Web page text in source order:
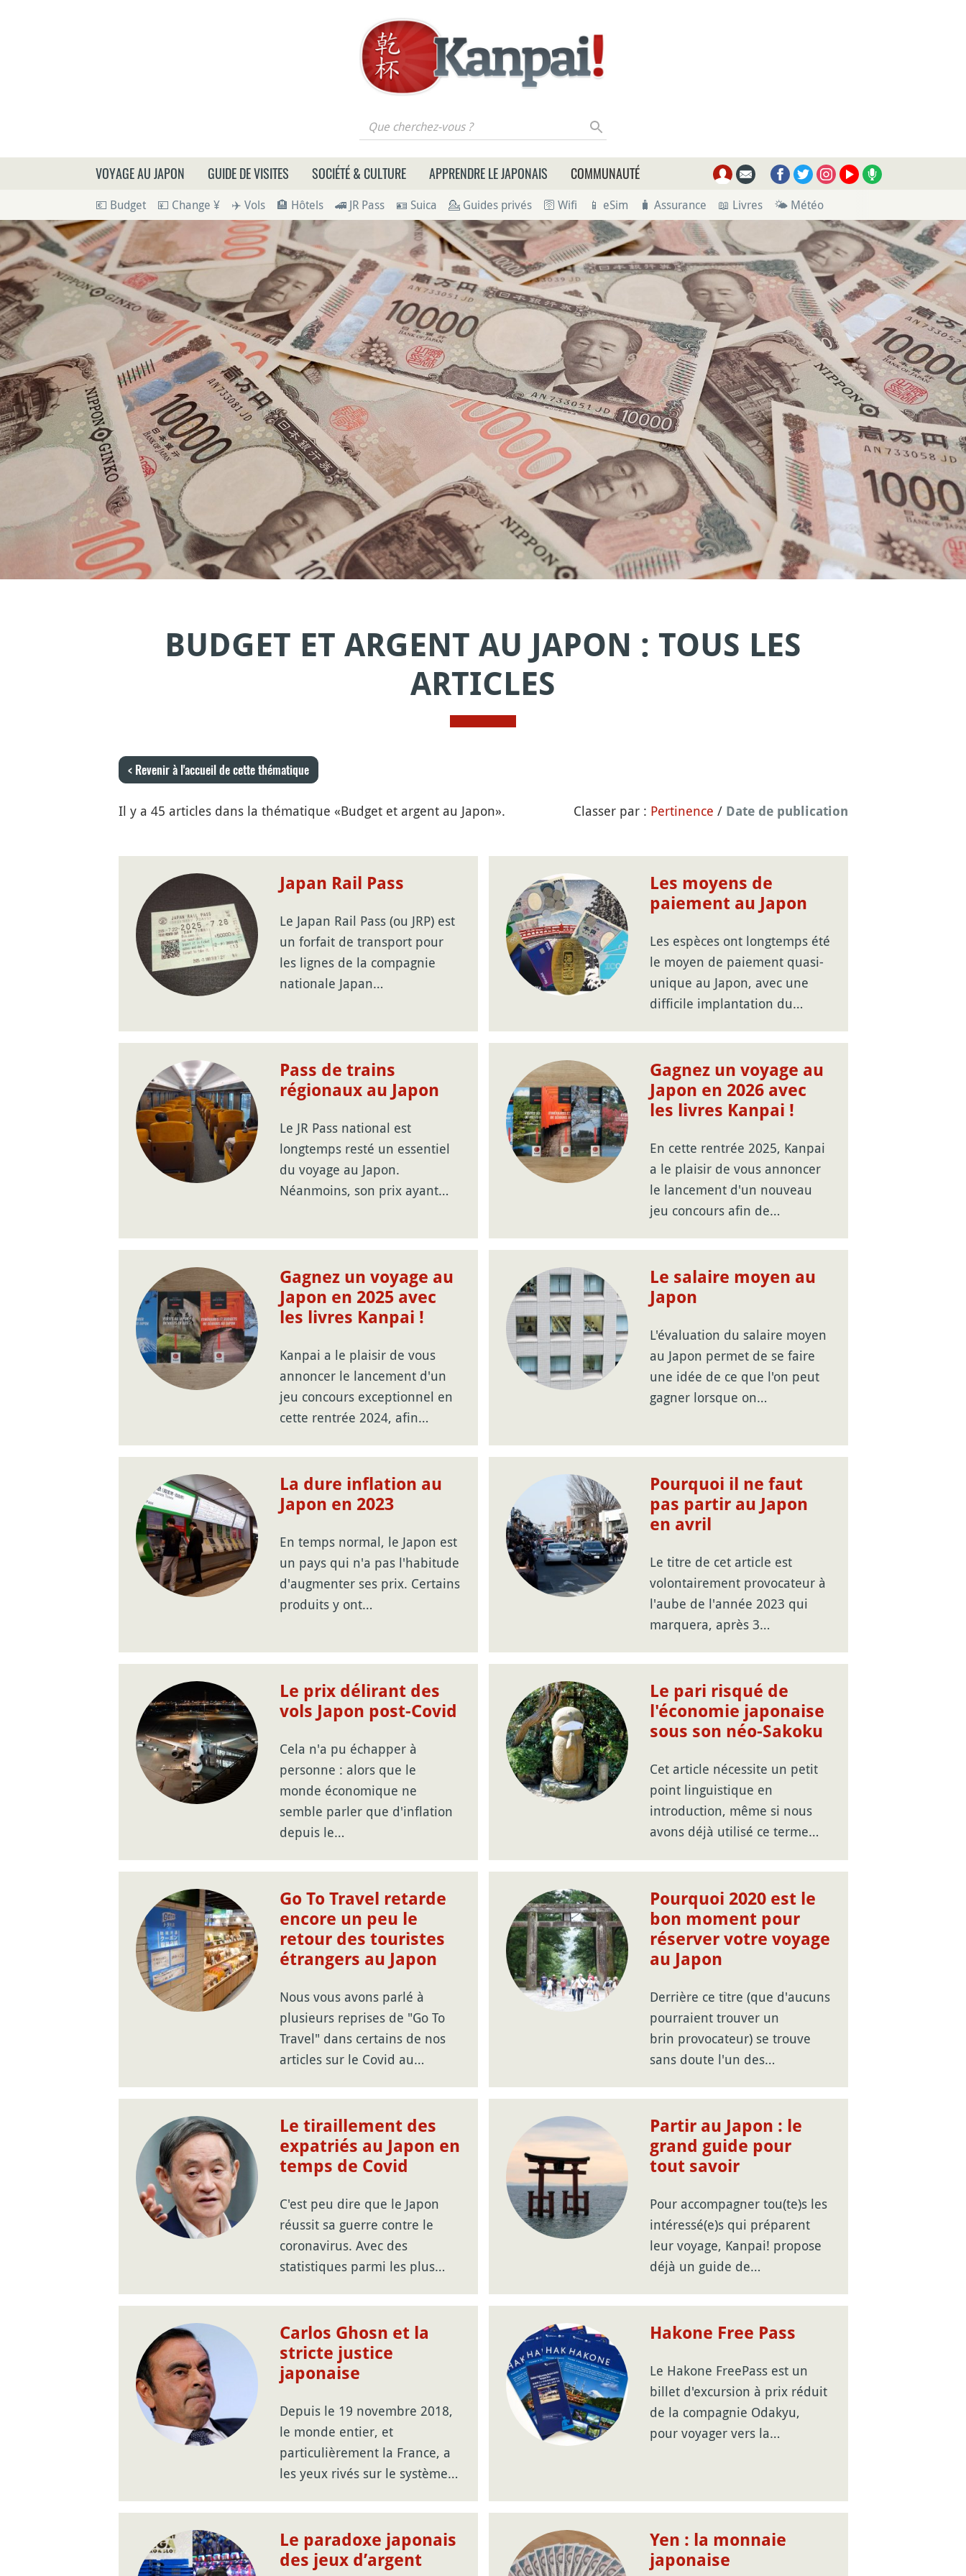
Que cherchez-vous ?
VOYAGE AU JAPON GUIDE DE VISITES SOCIÉTÉ & CULTURE APPRENDRE LE JAPONAIS COMMUNAUTÉ
💶 Budget 💴 Change ¥ ✈️ Vols 🏨 Hôtels 🚄 JR Pass 🪪 Suica 💁 Guides privés 🛜 Wifi 📱 eSim 🧳 Assurance 📖 Livres 🌤 Météo
BUDGET ET ARGENT AU JAPON : TOUS LES
ARTICLES
< Revenir à l'accueil de cette thématique
Il y a 45 articles dans la thématique «Budget et argent au Japon». Classer par : Pertinence / Date de publication
Japan Rail Pass
Le Japan Rail Pass (ou JRP) est
un forfait de transport pour
les lignes de la compagnie
nationale Japan…
Les moyens de
paiement au Japon
Les espèces ont longtemps été
le moyen de paiement quasi-
unique au Japon, avec une
difficile implantation du…
Pass de trains
régionaux au Japon
Le JR Pass national est
longtemps resté un essentiel
du voyage au Japon.
Néanmoins, son prix ayant…
Gagnez un voyage au
Japon en 2026 avec
les livres Kanpai !
En cette rentrée 2025, Kanpai
a le plaisir de vous annoncer
le lancement d'un nouveau
jeu concours afin de…
Gagnez un voyage au
Japon en 2025 avec
les livres Kanpai !
Kanpai a le plaisir de vous
annoncer le lancement d'un
jeu concours exceptionnel en
cette rentrée 2024, afin…
Le salaire moyen au
Japon
L'évaluation du salaire moyen
au Japon permet de se faire
une idée de ce que l'on peut
gagner lorsque on…
La dure inflation au
Japon en 2023
En temps normal, le Japon est
un pays qui n'a pas l'habitude
d'augmenter ses prix. Certains
produits y ont…
Pourquoi il ne faut
pas partir au Japon
en avril
Le titre de cet article est
volontairement provocateur à
l'aube de l'année 2023 qui
marquera, après 3…
Le prix délirant des
vols Japon post-Covid
Cela n'a pu échapper à
personne : alors que le
monde économique ne
semble parler que d'inflation
depuis le…
Le pari risqué de
l'économie japonaise
sous son néo-Sakoku
Cet article nécessite un petit
point linguistique en
introduction, même si nous
avons déjà utilisé ce terme…
Go To Travel retarde
encore un peu le
retour des touristes
étrangers au Japon
Nous vous avons parlé à
plusieurs reprises de "Go To
Travel" dans certains de nos
articles sur le Covid au…
Pourquoi 2020 est le
bon moment pour
réserver votre voyage
au Japon
Derrière ce titre (que d'aucuns
pourraient trouver un
brin provocateur) se trouve
sans doute l'un des…
Le tiraillement des
expatriés au Japon en
temps de Covid
C'est peu dire que le Japon
réussit sa guerre contre le
coronavirus. Avec des
statistiques parmi les plus…
Partir au Japon : le
grand guide pour
tout savoir
Pour accompagner tou(te)s les
intéressé(e)s qui préparent
leur voyage, Kanpai! propose
déjà un guide de…
Carlos Ghosn et la
stricte justice
japonaise
Depuis le 19 novembre 2018,
le monde entier, et
particulièrement la France, a
les yeux rivés sur le système…
Hakone Free Pass
Le Hakone FreePass est un
billet d'excursion à prix réduit
de la compagnie Odakyu,
pour voyager vers la…
Le paradoxe japonais
des jeux d’argent
Yen : la monnaie
japonaise